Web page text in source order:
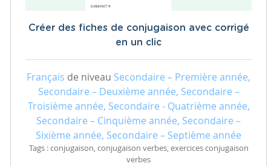
Créer des fiches de conjugaison avec corrigé
en un clic
Français de niveau Secondaire – Première année,
Secondaire – Deuxième année, Secondaire –
Troisième année, Secondaire - Quatrième année,
Secondaire – Cinquième année, Secondaire –
Sixième année, Secondaire – Septième année
Tags : conjugaison, conjugaison verbes, exercices conjugaison
verbes